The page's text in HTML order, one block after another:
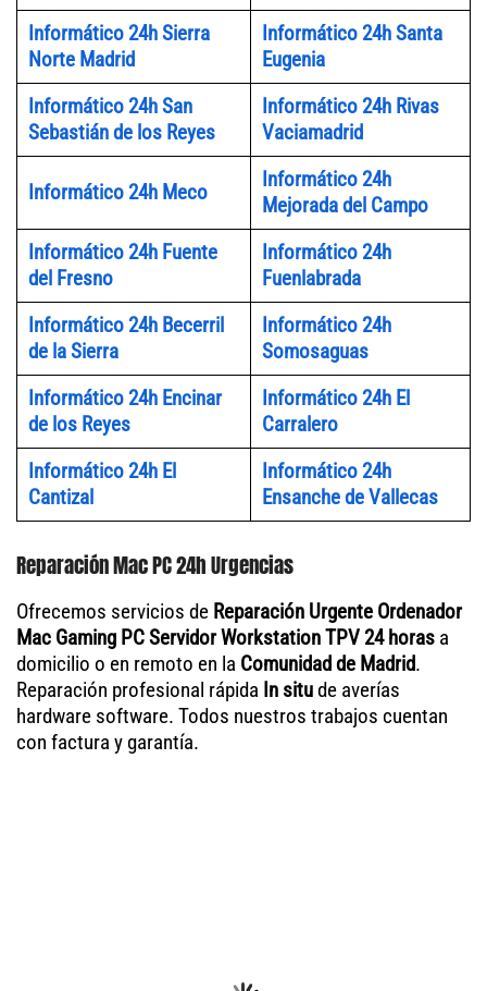
Informático 24h Sierra
Norte Madrid
Informático 24h Santa
Eugenia
Informático 24h San
Sebastián de los Reyes
Informático 24h Rivas
Vaciamadrid
Informático 24h Meco
Informático 24h
Mejorada del Campo
Informático 24h Fuente
del Fresno
Informático 24h
Fuenlabrada
Informático 24h Becerril
de la Sierra
Informático 24h
Somosaguas
Informático 24h Encinar
de los Reyes
Informático 24h El
Carralero
Informático 24h El
Cantizal
Informático 24h
Ensanche de Vallecas
Reparación Mac PC 24h Urgencias
Ofrecemos servicios de Reparación Urgente Ordenador
Mac Gaming PC Servidor Workstation TPV 24 horas a
domicilio o en remoto en la Comunidad de Madrid.
Reparación profesional rápida In situde averías
hardware software. Todos nuestros trabajos cuentan
con factura y garantía.